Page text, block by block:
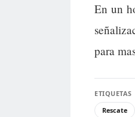
En un
para
ETIQUETAS
Rescate